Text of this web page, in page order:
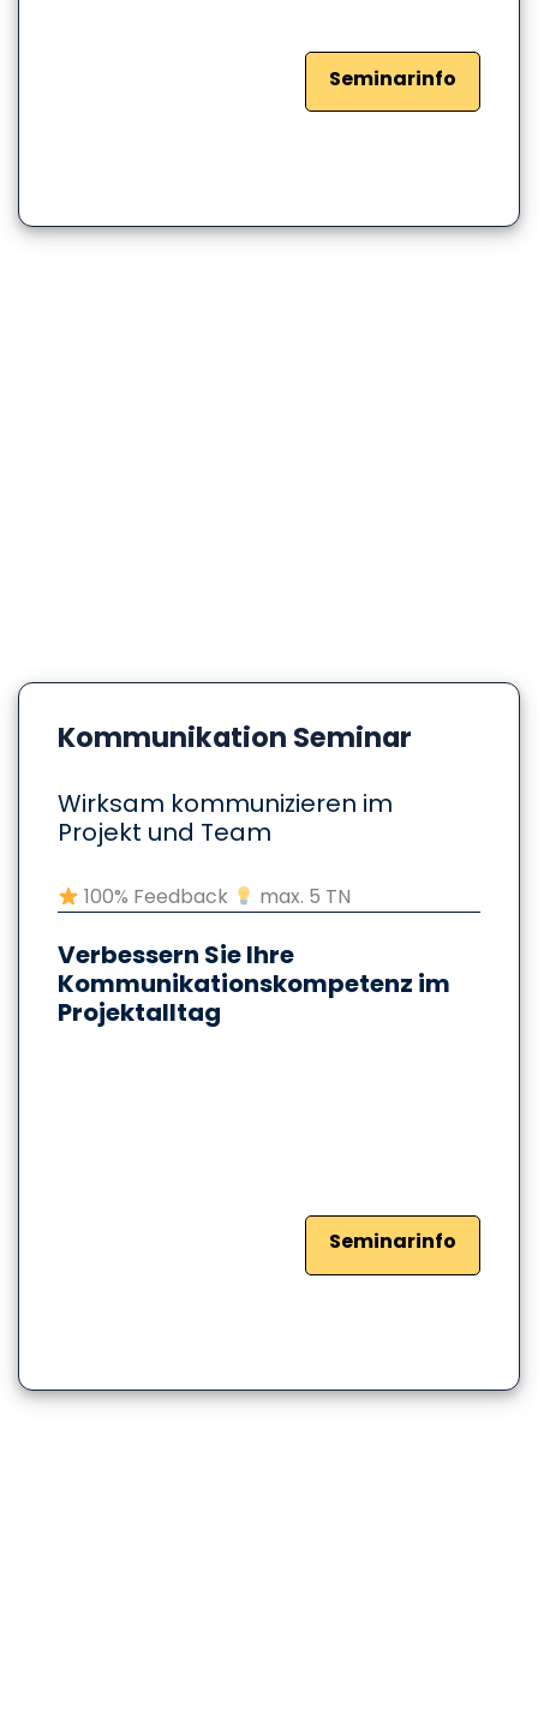
Seminarinfo
Kommunikation Seminar
Wirksam kommunizieren im
Projekt und Team
100% Feedback max. 5 TN
Verbessern Sie Ihre
Kommunikationskompetenz im
Projektalltag
Seminarinfo